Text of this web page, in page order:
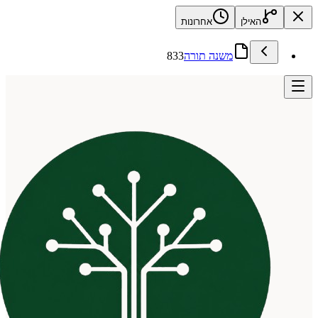
האילן אחרונות
משנה תורה833